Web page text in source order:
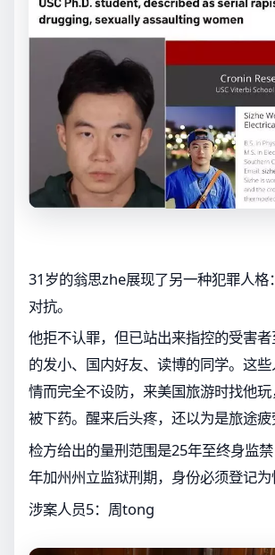
31岁的翁思zhe展现了另一种犯罪人格
对抗。
他拒不认罪，但已站出来指控的受害
的发小、国内好友、读博的同学。这
情而完全不设防，来美国旅游时找他
被下药。醒来后头疼，还以为是旅途疲
检方给出的量刑范围是25年至终身监
年加州州立监狱刑期，身份必须登记为
涉案人员5：周tong